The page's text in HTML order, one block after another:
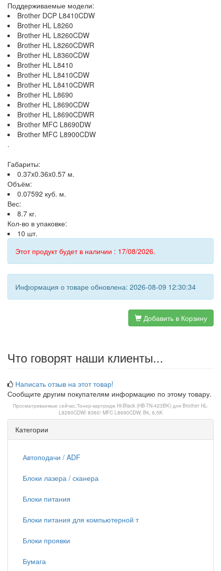
Поддерживаемые модели:
Brother DCP L8410CDW
Brother HL L8260
Brother HL L8260CDW
Brother HL L8260CDWR
Brother HL L8360CDW
Brother HL L8410
Brother HL L8410CDW
Brother HL L8410CDWR
Brother HL L8690
Brother HL L8690CDW
Brother HL L8690CDWR
Brother MFC L8690DW
Brother MFC L8900CDW
.
Габариты:
0.37x0.36x0.57 м.
Объём:
0.07592 куб. м.
Вес:
8.7 кг.
Кол-во в упаковке:
10 шт.
Этот продукт будет в наличии : 17/08/2026.
Информация о товаре обновлена: 2026-08-09 12:30:34
Добавить в Корзину
Что говорят наши клиенты...
Написать отзыв на этот товар!
Сообщите другим покупателям информацию по этому товару.
Просматриваемые сейчас:Тонер-картридж Hi-Black (HB-TN-423BK) для Brother HL-
L8260CDW/ 8360/ MFC L8690CDW, Bk, 6,5K
Категории
Автоподачи / ADF
Блоки лазера / сканера
Блоки питания
Блоки питания для компьютерной т
Блоки проявки
Бумага